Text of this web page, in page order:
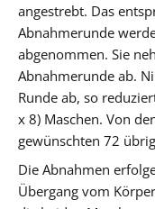
angestrebt. Das
Abnahmerunde
abgenommen. Sie
Abnahmerunde ab.
Runde ab, so
x 8) Maschen. Von
gewünschten 72
Die Abnahmen
Übergang vom